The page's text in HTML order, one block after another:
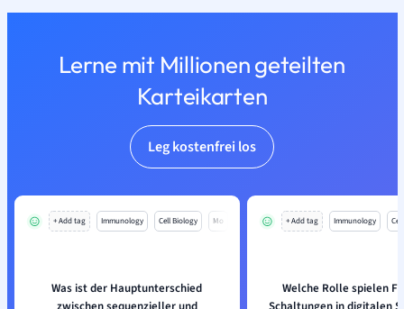
Lerne mit Millionen geteilten
Karteikarten
Leg kostenfrei los
+ Add tag Immunology Cell Biology Mo
Was ist der Hauptunterschied
+ Add tag Immunology
Welche Rolle spielen